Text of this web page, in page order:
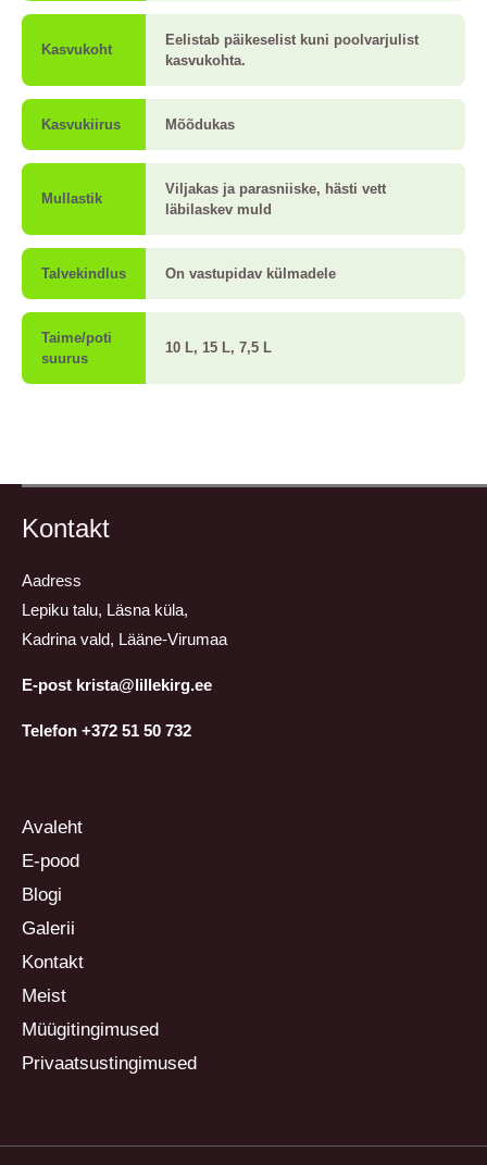
Kasvukoht
Eelistab päikeselist kuni poolvarjulist
kasvukohta.
Kasvukiirus Mõõdukas
Mullastik
Viljakas ja parasniiske, hästi vett
läbilaskev muld
Talvekindlus On vastupidav külmadele
Taime/poti
suurus
10 L, 15 L, 7,5 L
Kontakt
Aadress
Lepiku talu, Läsna küla,
Kadrina vald, Lääne-Virumaa
E-post krista@lillekirg.ee
Telefon +372 51 50 732
Avaleht
E-pood
Blogi
Galerii
Kontakt
Meist
Müügitingimused
Privaatsustingimused